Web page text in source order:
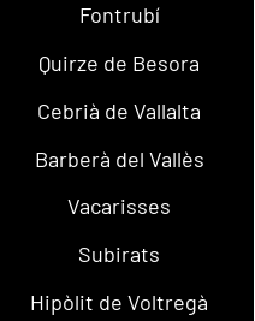
Fontrubí
Quirze de Besora
Cebrià de Vallalta
Barberà del Vallès
Vacarisses
Subirats
Hipòlit de Voltregà